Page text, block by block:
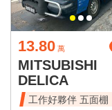
13.80 萬
MITSUBISHI
DELICA
工作好夥伴 五面棚